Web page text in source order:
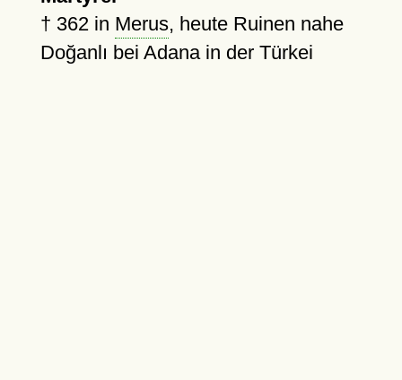
† 362in Merus, heute Ruinen nahe
Doğanlı bei Adana in der Türkei